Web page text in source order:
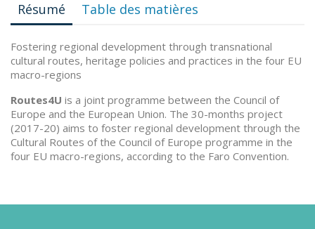
Résumé Table des matières
Fostering regional development through transnational
cultural routes, heritage policies and practices in the four EU
macro-regions
Routes4U is a joint programme between the Council of
Europe and the European Union. The 30-months project
(2017-20) aims to foster regional development through the
Cultural Routes of the Council of Europe programme in the
four EU macro-regions, according to the Faro Convention.